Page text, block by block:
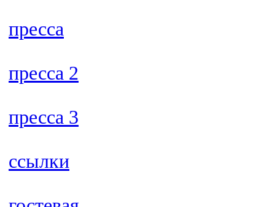
пресса
пресса 2
пресса 3
ссылки